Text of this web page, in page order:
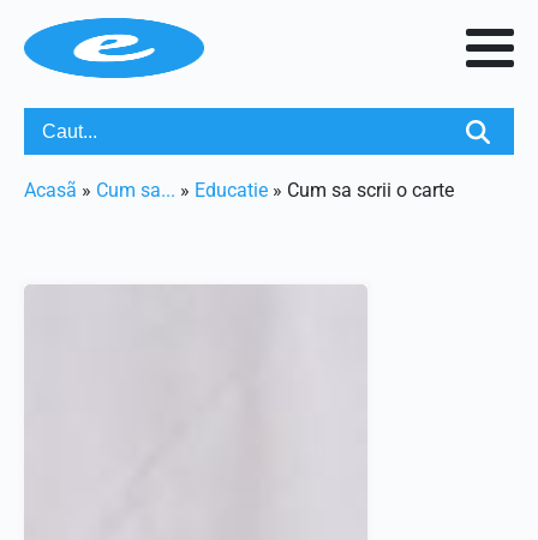
Acasã » Cum sa... » Educatie » Cum sa scrii o carte